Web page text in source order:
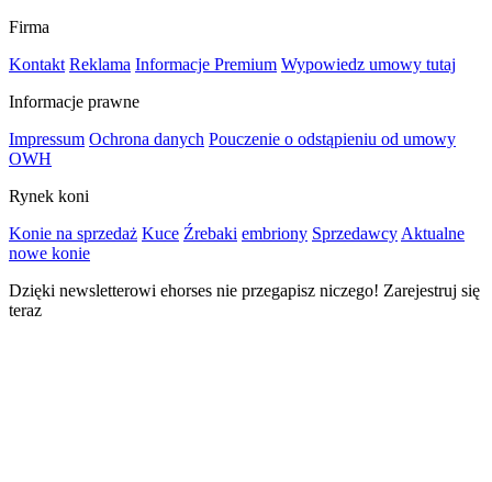
Firma
Kontakt Reklama Informacje Premium Wypowiedz umowy tutaj
Informacje prawne
Impressum Ochrona danych Pouczenie o odstąpieniu od umowy
OWH
Rynek koni
Konie na sprzedaż Kuce Źrebaki embriony Sprzedawcy Aktualne
nowe konie
Dzięki newsletterowi ehorses nie przegapisz niczego! Zarejestruj się
teraz